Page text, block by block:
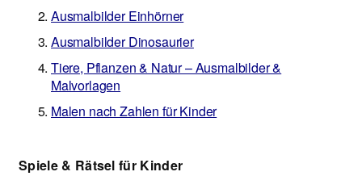
Ausmalbilder Einhörner
Ausmalbilder Dinosaurier
Tiere, Pflanzen & Natur – Ausmalbilder &
Malvorlagen
Malen nach Zahlen für Kinder
Spiele & Rätsel für Kinder